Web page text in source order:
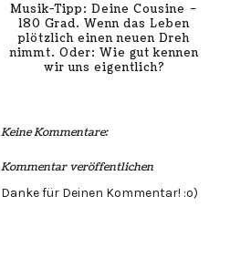
Musik-Tipp: Deine Cousine –
180 Grad. Wenn das Leben
plötzlich einen neuen Dreh
nimmt. Oder: Wie gut kennen
wir uns eigentlich?
Keine Kommentare:
Kommentar veröffentlichen
Danke für Deinen Kommentar! :o)